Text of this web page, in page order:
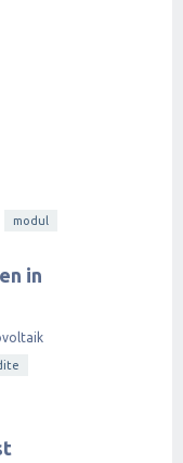
modul
in